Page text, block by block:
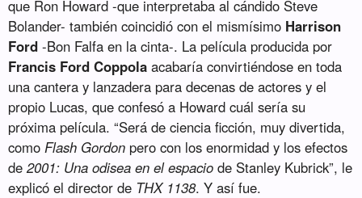
que Ron Howard -que interpretaba al cándido Steve
Bolander- también coincidió con el mismísimo Harrison
Ford -Bon Falfa en la cinta-. La película producida por
Francis Ford Coppola acabaría convirtiéndose en toda
una cantera y lanzadera para decenas de actores y el
propio Lucas, que confesó a Howard cuál sería su
próxima película. “Será de ciencia ficción, muy divertida,
como Flash Gordon pero con los enormidad y los efectos
de 2001: Una odisea en el espacio de Stanley Kubrick”, le
explicó el director de THX 1138. Y así fue.